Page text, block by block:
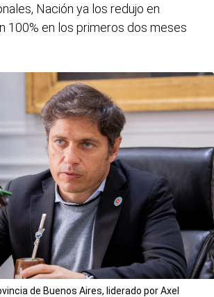
Nación ya los redujo en
100% en los primeros dos meses
de Buenos Aires, liderado por Axel